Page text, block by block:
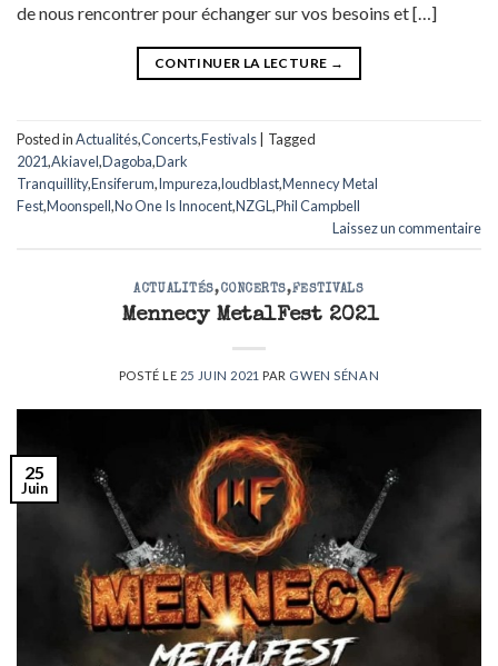
de nous rencontrer pour échanger sur vos besoins et […]
CONTINUER LA LECTURE →
Posted inActualités,Concerts,Festivals
Tagged
2021,Akiavel,Dagoba,Dark
Tranquillity,Ensiferum,Impureza,loudblast,Mennecy Metal
Fest,Moonspell,No One Is Innocent,NZGL,Phil Campbell
Laissez un commentaire
ACTUALITÉS,CONCERTS,FESTIVALS
Mennecy MetalFest 2021
POSTÉ LE 25 JUIN 2021 PAR GWEN SÉNAN
25
Juin